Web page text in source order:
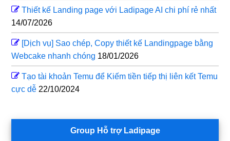
Thiết kế Landing page với Ladipage AI chi phí rẻ nhất
14/07/2026
[Dịch vụ] Sao chép, Copy thiết kế Landingpage bằng
Webcake nhanh chóng 18/01/2026
Tạo tài khoản Temu để Kiếm tiền tiếp thị liên kết Temu
cực dễ 22/10/2024
Group Hỗ trợ Ladipage